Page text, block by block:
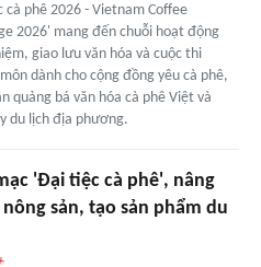
cà phê 2026 - Vietnam Coffee
2026' mang đến chuỗi hoạt động
giao lưu văn hóa và cuộc thi
dành cho cộng đồng yêu cà phê,
quảng bá văn hóa cà phê Việt và
du lịch địa phương.
'Đại tiệc cà phê', nâng
sản, tạo sản phẩm du